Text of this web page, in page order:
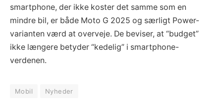
smartphone, der ikke koster det samme som en
mindre bil, er både Moto G 2025 og særligt Power-
varianten værd at overveje. De beviser, at “budget”
ikke længere betyder “kedelig” i smartphone-
verdenen.
Mobil Nyheder